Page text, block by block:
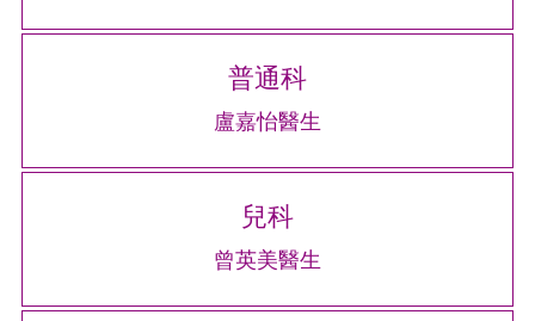
普通科
盧嘉怡醫生
兒科
曾英美醫生